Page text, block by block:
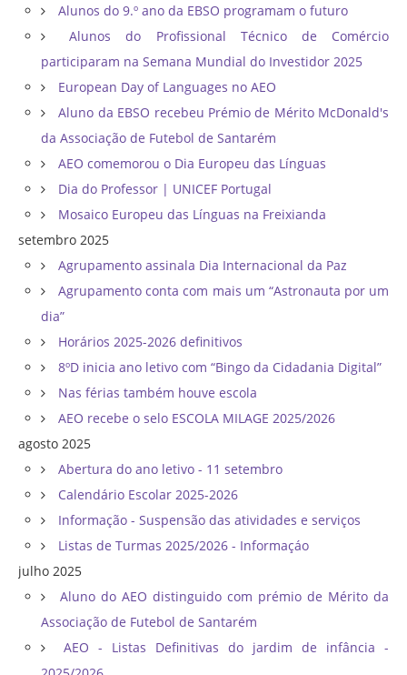
Alunos do 9.º ano da EBSO programam o futuro
Alunos do Profissional Técnico de Comércio
participaram na Semana Mundial do Investidor 2025
European Day of Languages no AEO
Aluno da EBSO recebeu Prémio de Mérito McDonald's
da Associação de Futebol de Santarém
AEO comemorou o Dia Europeu das Línguas
Dia do Professor | UNICEF Portugal
Mosaico Europeu das Línguas na Freixianda
setembro 2025
Agrupamento assinala Dia Internacional da Paz
Agrupamento conta com mais um “Astronauta por um
dia”
Horários 2025-2026 definitivos
8ºD inicia ano letivo com “Bingo da Cidadania Digital”
Nas férias também houve escola
AEO recebe o selo ESCOLA MILAGE 2025/2026
agosto 2025
Abertura do ano letivo - 11 setembro
Calendário Escolar 2025-2026
Informação - Suspensão das atividades e serviços
Listas de Turmas 2025/2026 - Informaçáo
julho 2025
Aluno do AEO distinguido com prémio de Mérito da
Associação de Futebol de Santarém
AEO - Listas Definitivas do jardim de infância -